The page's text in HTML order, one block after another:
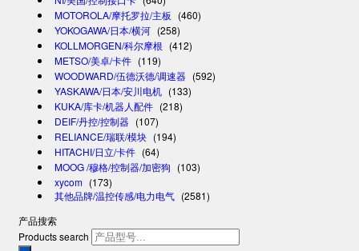
MOTOROLA/摩托罗拉/主板 (460)
YOKOGAWA/日本/横河 (258)
KOLLMORGEN/科尔摩根 (412)
METSO/美卓/卡件 (119)
WOODWARD/伍德沃德/调速器 (592)
YASKAWA/日本/安川电机 (133)
KUKA/库卡/机器人配件 (218)
DEIF/丹控/控制器 (107)
RELIANCE/瑞联/模块 (194)
HITACHI/日立/卡件 (64)
MOOG /穆格/控制器/加密狗 (103)
xycom (173)
其他品牌/温控传感/电力电气 (2581)
产品搜索
Products search